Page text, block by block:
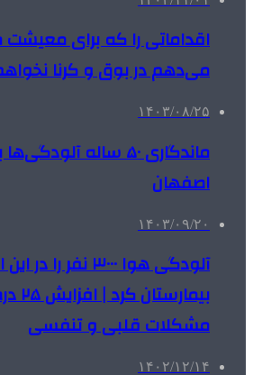
اقداماتی را که برای معیشت
می‌دهم در بوق و کرنا
۱۴۰۳/۰۸/۲۵
ماندگاری ۵۰ ساله
اصفهان
۱۴۰۳/۰۹/۲۰
آلودگی هوا ۳۰۰۰ نفر
مشکلات قلبی و تنفسی
۱۴۰۲/۱۲/۱۴